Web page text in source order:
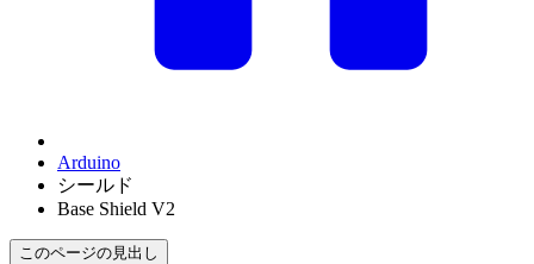
Arduino
シールド
Base Shield V2
このページの見出し